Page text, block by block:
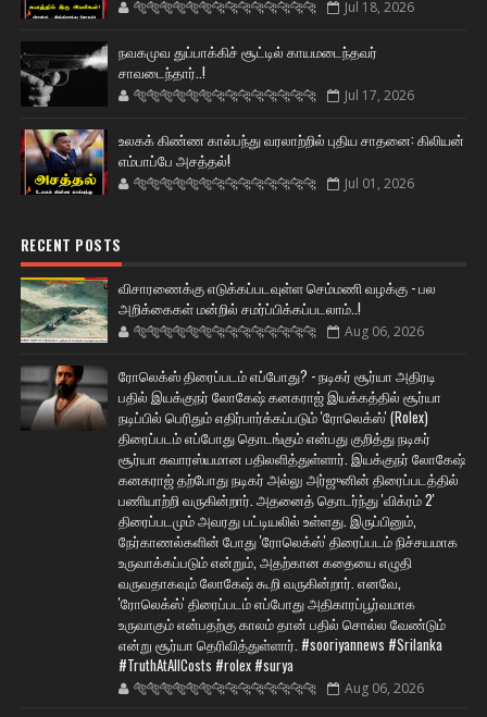
🐅🐅🐅🐅🐅🐅🐆🐆🐆🐆🐆🐆🐆🐆 Jul 18, 2026
நவகமுவ துப்பாக்கிச் சூட்டில் காயமடைந்தவர்
சாவடைந்தார்..!
🐅🐅🐅🐅🐅🐅🐆🐆🐆🐆🐆🐆🐆🐆 Jul 17, 2026
உலகக் கிண்ண கால்பந்து வரலாற்றில் புதிய சாதனை: கிலியன்
எம்பாப்பே அசத்தல்!
🐅🐅🐅🐅🐅🐅🐆🐆🐆🐆🐆🐆🐆🐆 Jul 01, 2026
RECENT POSTS
விசாரணைக்கு எடுக்கப்படவுள்ள செம்மணி வழக்கு - பல
அறிக்கைகள் மன்றில் சமர்ப்பிக்கப்படலாம்..!
🐅🐅🐅🐅🐅🐅🐆🐆🐆🐆🐆🐆🐆🐆 Aug 06, 2026
ரோலெக்ஸ் திரைப்படம் எப்போது? - நடிகர் சூர்யா அதிரடி
பதில் இயக்குநர் லோகேஷ் கனகராஜ் இயக்கத்தில் சூர்யா
நடிப்பில் பெரிதும் எதிர்பார்க்கப்படும் 'ரோலெக்ஸ்' (Rolex)
திரைப்படம் எப்போது தொடங்கும் என்பது குறித்து நடிகர்
சூர்யா சுவாரஸ்யமான பதிலளித்துள்ளார். இயக்குநர் லோகேஷ்
கனகராஜ் தற்போது நடிகர் அல்லு அர்ஜுனின் திரைப்படத்தில்
பணியாற்றி வருகின்றார். அதனைத் தொடர்ந்து 'விக்ரம் 2'
திரைப்படமும் அவரது பட்டியலில் உள்ளது. இருப்பினும்,
நேர்காணல்களின் போது 'ரோலெக்ஸ்' திரைப்படம் நிச்சயமாக
உருவாக்கப்படும் என்றும், அதற்கான கதையை எழுதி
வருவதாகவும் லோகேஷ் கூறி வருகின்றார். எனவே,
'ரோலெக்ஸ்' திரைப்படம் எப்போது அதிகாரப்பூர்வமாக
உருவாகும் என்பதற்கு காலம் தான் பதில் சொல்ல வேண்டும்
என்று சூர்யா தெரிவித்துள்ளார். #sooriyannews #Srilanka
#TruthAtAllCosts #rolex #surya
🐅🐅🐅🐅🐅🐅🐆🐆🐆🐆🐆🐆🐆🐆 Aug 06, 2026